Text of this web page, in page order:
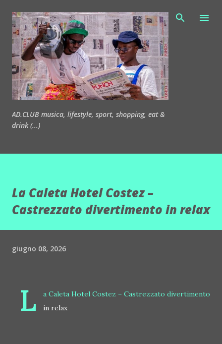
Passa ai contenuti principali
AD.CLUB musica, lifestyle, sport, shopping, eat &
drink (...)
La Caleta Hotel Costez –
Castrezzato divertimento in relax
giugno 08, 2026
L
a Caleta Hotel Costez – Castrezzato divertimento
in relax